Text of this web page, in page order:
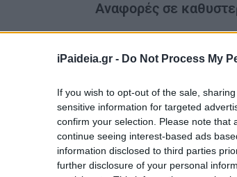
iPaideia.gr - Do Not Process My
If you wish to opt-out of the sale,
sensitive information for targeted
confirm your selection. Please note
continue seeing interest-based ads
information disclosed to third parties
further disclosure of your personal
Αναφορές σε